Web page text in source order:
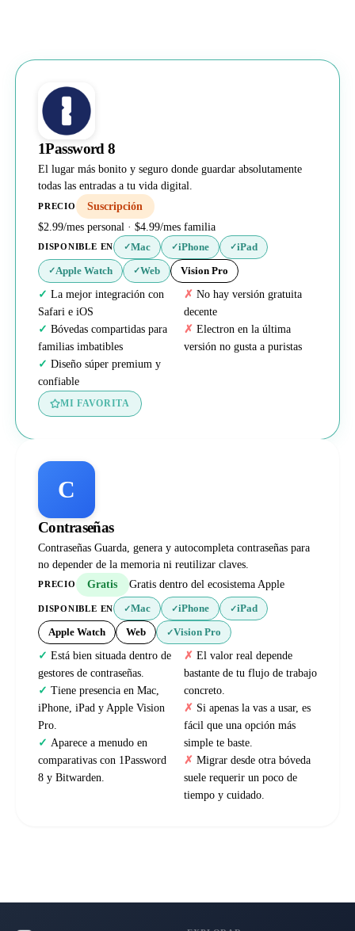
1Password 8
El lugar más bonito y seguro donde guardar absolutamente
todas las entradas a tu vida digital.
PRECIO
Suscripción
$2.99/mes personal · $4.99/mes familia
DISPONIBLE EN ✓Mac ✓iPhone ✓iPad
✓Apple Watch ✓Web Vision Pro
La mejor integración con
Safari e iOS
Bóvedas compartidas para
familias imbatibles
Diseño súper premium y
confiable
No hay versión gratuita
decente
Electron en la última
versión no gusta a puristas
MI FAVORITA
C
Contraseñas
Contraseñas Guarda, genera y autocompleta contraseñas para
no depender de la memoria ni reutilizar claves.
PRECIO Gratis Gratis dentro del ecosistema Apple
DISPONIBLE EN ✓Mac ✓iPhone ✓iPad
Apple Watch Web ✓Vision Pro
Está bien situada dentro de
gestores de contraseñas.
Tiene presencia en Mac,
iPhone, iPad y Apple Vision
Pro.
Aparece a menudo en
comparativas con 1Password
8 y Bitwarden.
El valor real depende
bastante de tu flujo de trabajo
concreto.
Si apenas la vas a usar, es
fácil que una opción más
simple te baste.
Migrar desde otra bóveda
suele requerir un poco de
tiempo y cuidado.